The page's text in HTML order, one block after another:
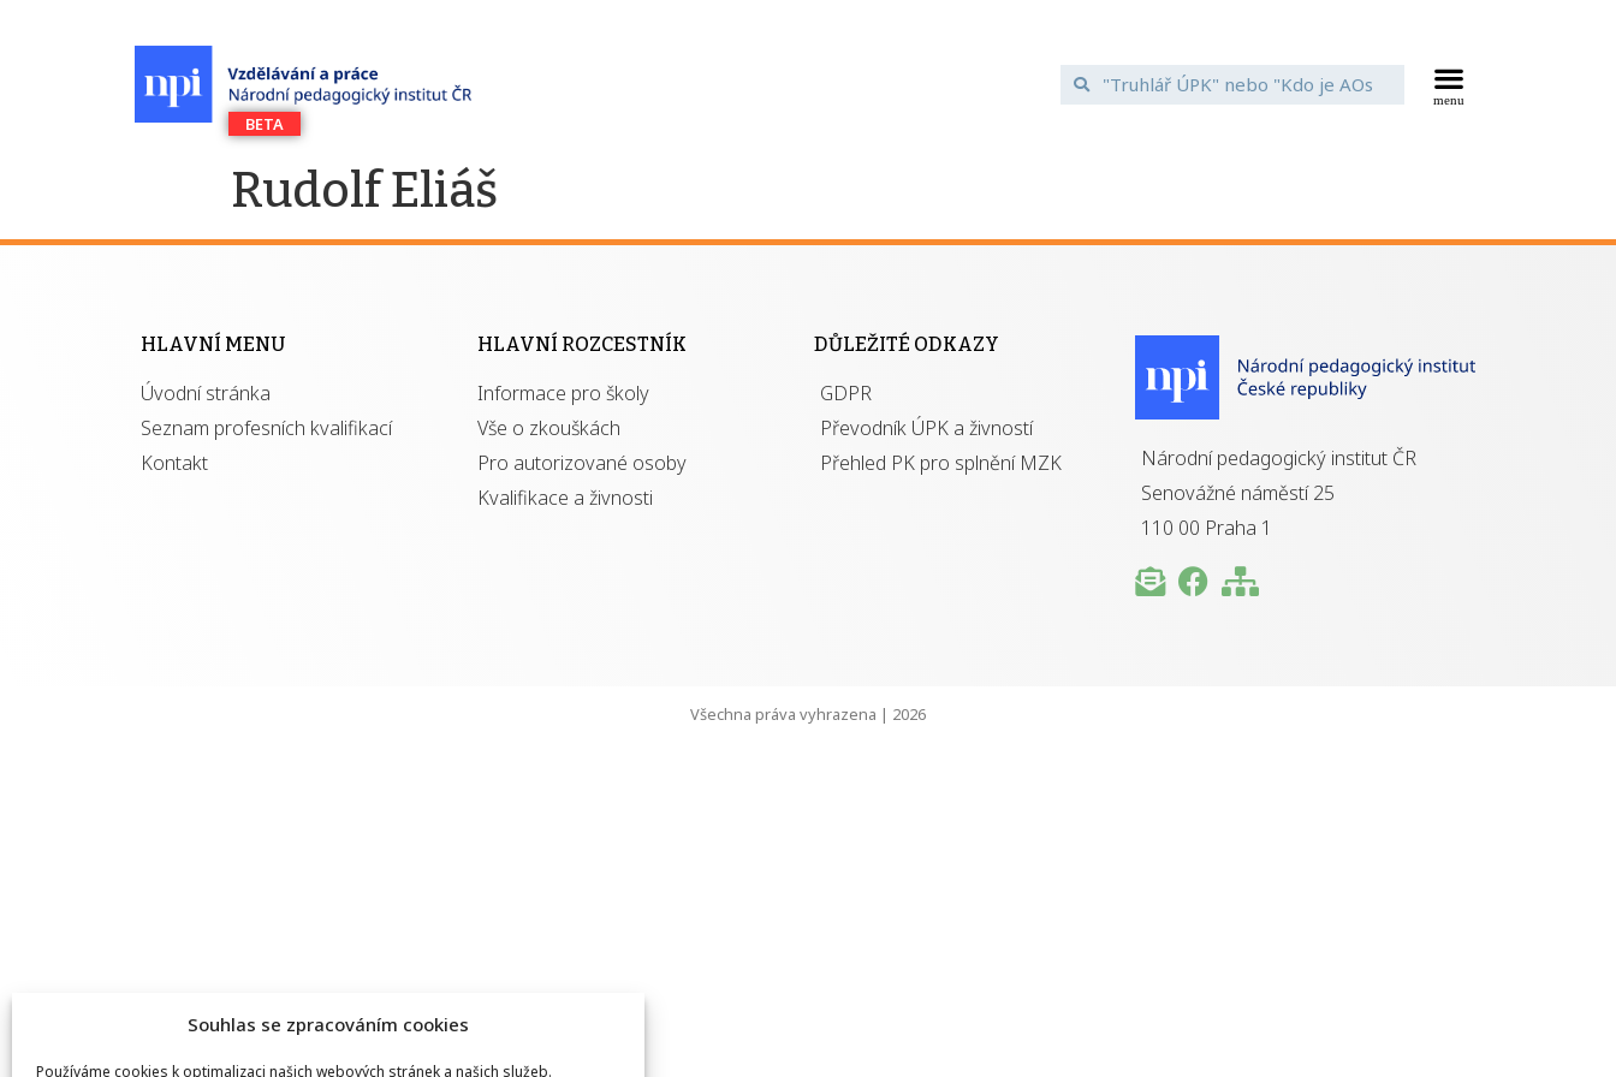
Souhlas se zpracováním cookies
Používáme cookies k optimalizaci našich webových stránek a našich služeb.
Rudolf Eliáš
HLAVNÍ MENU
Úvodní stránka
Seznam profesních kvalifikací
Kontakt
HLAVNÍ ROZCESTNÍK
Informace pro školy
Vše o zkouškách
Pro autorizované osoby
Kvalifikace a živnosti
DŮLEŽITÉ ODKAZY
GDPR
Převodník ÚPK a živností
Přehled PK pro splnění MZK
Národní pedagogický institut ČR
Senovážné náměstí 25
110 00 Praha 1
Všechna práva vyhrazena | 2026